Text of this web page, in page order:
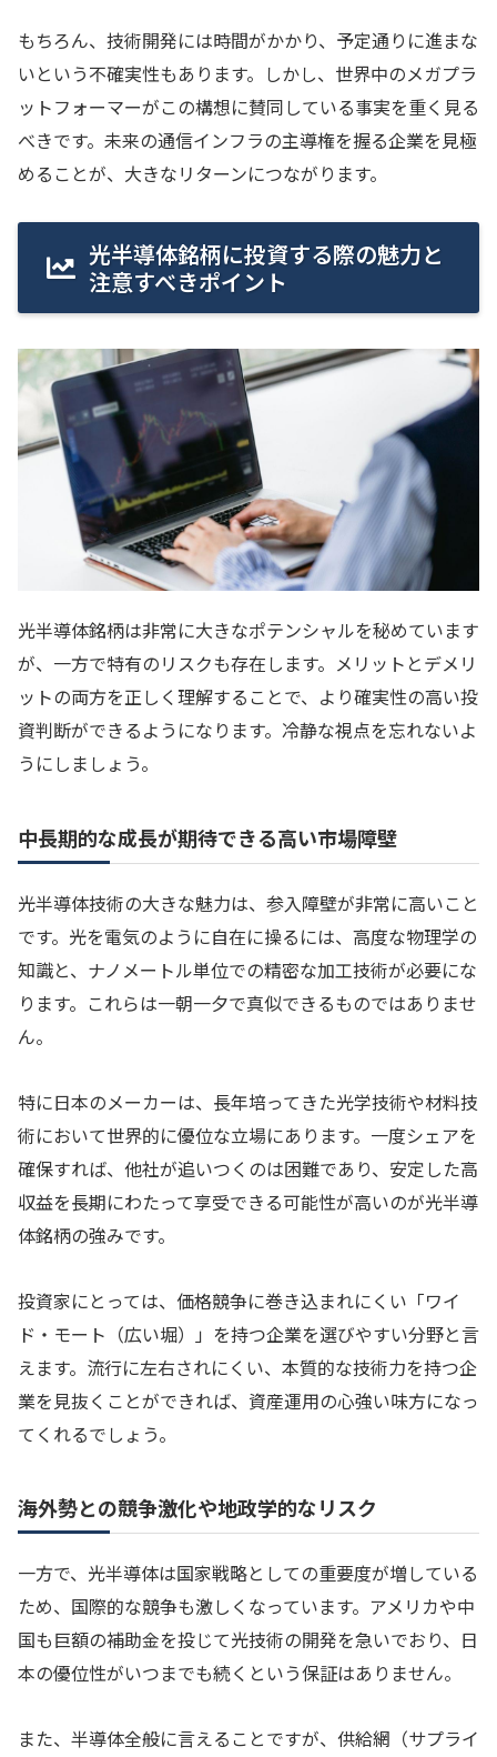
もちろん、技術開発には時間がかかり、予定通りに進まな
いという不確実性もあります。しかし、世界中のメガプラ
ットフォーマーがこの構想に賛同している事実を重く見る
べきです。未来の通信インフラの主導権を握る企業を見極
めることが、大きなリターンにつながります。
光半導体銘柄に投資する際の魅力と
注意すべきポイント
光半導体銘柄は非常に大きなポテンシャルを秘めています
が、一方で特有のリスクも存在します。メリットとデメリ
ットの両方を正しく理解することで、より確実性の高い投
資判断ができるようになります。冷静な視点を忘れないよ
うにしましょう。
中長期的な成長が期待できる高い市場障壁
光半導体技術の大きな魅力は、参入障壁が非常に高いこと
です。光を電気のように自在に操るには、高度な物理学の
知識と、ナノメートル単位での精密な加工技術が必要にな
ります。これらは一朝一夕で真似できるものではありませ
ん。
特に日本のメーカーは、長年培ってきた光学技術や材料技
術において世界的に優位な立場にあります。一度シェアを
確保すれば、他社が追いつくのは困難であり、安定した高
収益を長期にわたって享受できる可能性が高いのが光半導
体銘柄の強みです。
投資家にとっては、価格競争に巻き込まれにくい「ワイ
ド・モート（広い堀）」を持つ企業を選びやすい分野と言
えます。流行に左右されにくい、本質的な技術力を持つ企
業を見抜くことができれば、資産運用の心強い味方になっ
てくれるでしょう。
海外勢との競争激化や地政学的なリスク
一方で、光半導体は国家戦略としての重要度が増している
ため、国際的な競争も激しくなっています。アメリカや中
国も巨額の補助金を投じて光技術の開発を急いでおり、日
本の優位性がいつまでも続くという保証はありません。
また、半導体全般に言えることですが、供給網（サプライ